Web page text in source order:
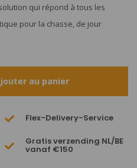
qui répond à tous les
pour la chasse, de jour
au panier
Flex-Delivery-Service
Gratis verzending NL/BE
vanaf €150